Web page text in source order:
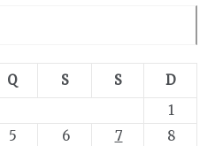
Q S S
D
1
5 6 7
8